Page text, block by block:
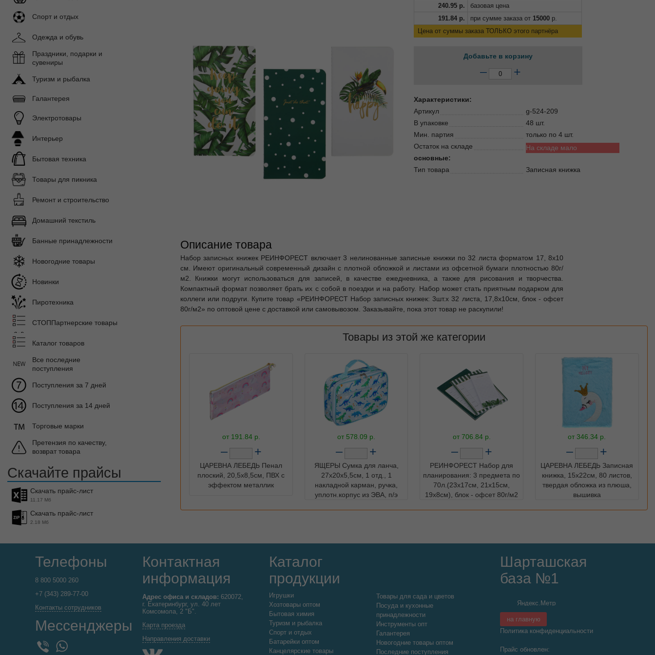
240.95 р.
базовая цена
191.84 р. при сумме заказа от 15000 р.
Цена от суммы заказа ТОЛЬКО этого партнёра
Добавьте в корзину
– +
Характеристики:
Артикул
g-524-209
В упаковке
48 шт.
Мин. партия
только по 4 шт.
Остаток на складе
На складе мало
основные:
Тип товара
Записная книжка
Описание товара
Набор записных книжек РЕИНФОРЕСТ включает 3 нелинованные записные книжки по 32 листа форматом 17, 8х10
см. Имеют оригинальный современный дизайн с плотной обложкой и листами из офсетной бумаги плотностью 80г/
м2. Книжки могут использоваться для записей, в качестве ежедневника, а также для рисования и творчества.
Компактный формат позволяет брать их с собой в поездки и на работу. Набор может стать приятным подарком для
коллеги или подруги. Купите товар «РЕИНФОРЕСТ Набор записных книжек: 3шт.х 32 листа, 17,8х10см, блок - офсет
80г/м2» по оптовой цене с доставкой или самовывозом. Заказывайте, пока этот товар не раскупили!
Товары из этой же категории
от 191.84р.
– +
ЦАРЕВНА ЛЕБЕДЬ Пенал
плоский, 20,5х8,5см, ПВХ с
эффектом металлик
от 578.09 р.
– +
ЯЩЕРЫ Сумка для ланча,
27х20х5,5см, 1 отд., 1
накладной карман, ручка,
уплотн.корпус из ЭВА, п/э
от 706.84р.
– +
РЕИНФОРЕСТ Набор для
планирования: 3 предмета по
70л.(23х17см, 21х15см,
19х8см), блок - офсет 80г/м2
от346.34 р.
– +
ЦАРЕВНА ЛЕБЕДЬ Записная
книжка, 15х22см, 80 листов,
твердая обложка из плюша,
вышивка
Спорт и отдых
Одежда и обувь
Праздники, подарки и
сувениры
Туризм и рыбалка
Галантерея
Электротовары
Интерьер
Бытовая техника
Товары для пикника
Ремонт и строительство
Домашний текстиль
Банные принадлежности
Новогодние товары
Новинки
Пиротехника
СТОППартнерские товары
Каталог товаров
Все последние
поступления
Поступления за 7 дней
Поступления за 14 дней
Торговые марки
Претензия по качеству,
возврат товара
Скачайте прайсы
Скачать прайс-лист
11.17 Мб
Скачать прайс-лист
2.18 Мб
Телефоны
8 800 5000 260
+7 (343) 289-77-00
Контакты сотрудников
Мессенджеры
WhatsApp
Контактная
информация
Адрес офиса и складов: 620072,
г. Екатеринбург, ул. 40 лет
Комсомола, 2 "Б".
Карта проезда
Направления доставки
Каталог
продукции
Игрушки
Хозтовары оптом
Бытовая химия
Туризм и рыбалка
Спорт и отдых
Батарейки оптом
Канцелярские товары
Товары для сада и цветов
Посуда и кухонные
принадлежности
Инструменты опт
Галантерея
Новогодние товары оптом
Последние поступления
Шарташская
база №1
на главную
Политика конфиденциальности
Прайс обновлен: